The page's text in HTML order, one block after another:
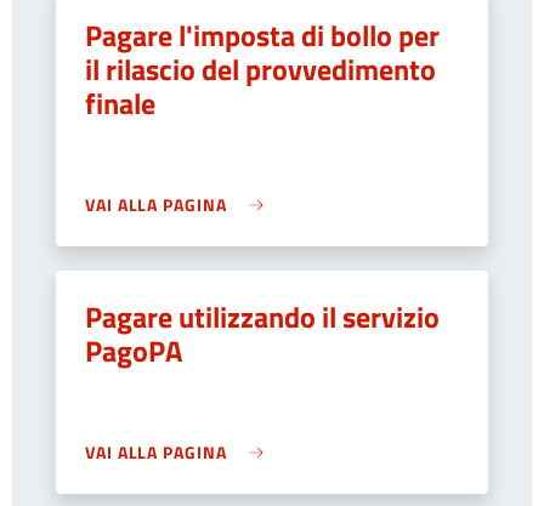
Pagare l'imposta di bollo per
il rilascio del provvedimento
finale
VAI ALLA PAGINA
Pagare utilizzando il servizio
PagoPA
VAI ALLA PAGINA